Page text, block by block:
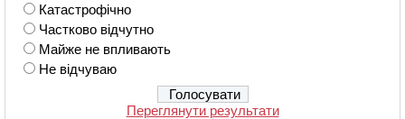
Катастрофічно
Частково відчутно
Майже не впливають
Не відчуваю
Переглянути результати